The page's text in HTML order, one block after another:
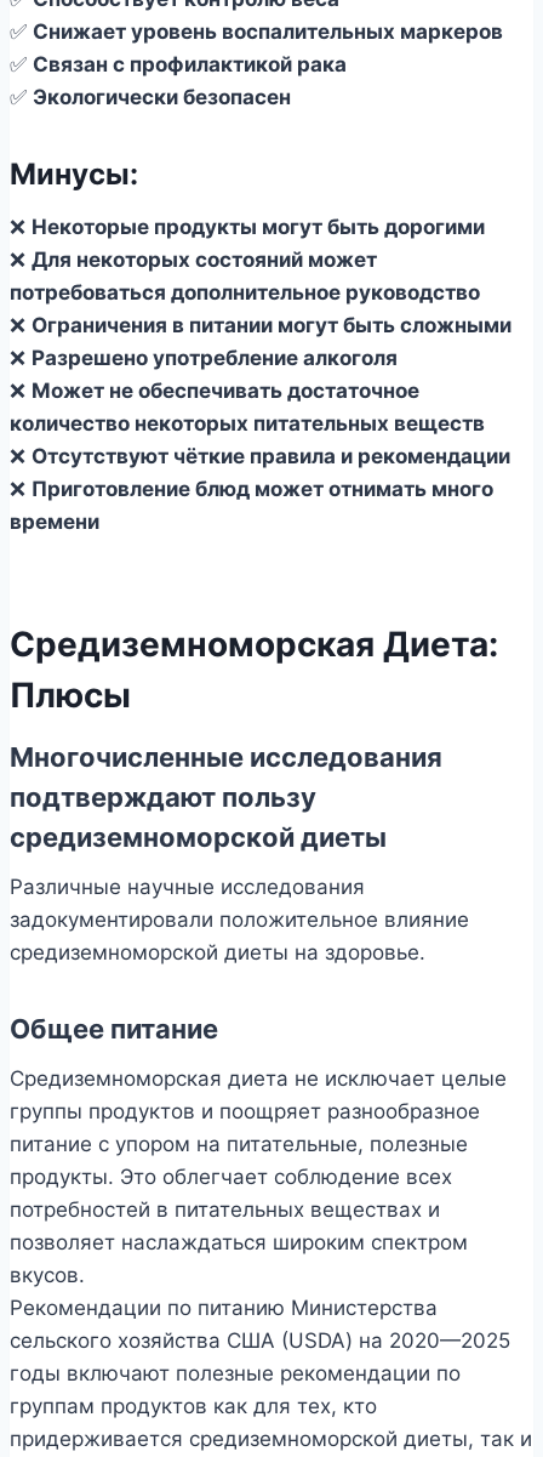
✅ Снижает уровень воспалительных маркеров
✅ Связан с профилактикой рака
✅ Экологически безопасен
Минусы:
❌ Некоторые продукты могут быть дорогими
❌ Для некоторых состояний может
потребоваться дополнительное руководство
❌ Ограничения в питании могут быть сложными
❌ Разрешено употребление алкоголя
❌ Может не обеспечивать достаточное
количество некоторых питательных веществ
❌ Отсутствуют чёткие правила и рекомендации
❌ Приготовление блюд может отнимать много
времени
Средиземноморская Диета:
Плюсы
Многочисленные исследования
подтверждают пользу
средиземноморской диеты
Различные научные исследования
задокументировали положительное влияние
средиземноморской диеты на здоровье.
Общее питание
Средиземноморская диета не исключает целые
группы продуктов и поощряет разнообразное
питание с упором на питательные, полезные
продукты. Это облегчает соблюдение всех
потребностей в питательных веществах и
позволяет наслаждаться широким спектром
вкусов.
Рекомендации по питанию Министерства
сельского хозяйства США (USDA) на 2020—2025
годы включают полезные рекомендации по
группам продуктов как для тех, кто
придерживается средиземноморской диеты, так и